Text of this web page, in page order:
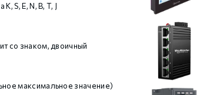
S, E, N, B, T, J
со знаком, двоичный
максимальное значение)